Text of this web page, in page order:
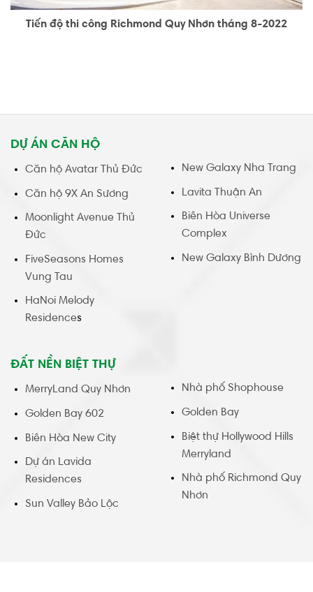
Tiến độ thi công Richmond Quy Nhơn tháng 8-2022
DỰ ÁN CĂN HỘ
Căn hộ Avatar Thủ Đức
Căn hộ 9X An Sương
Moonlight Avenue Thủ
Đức
FiveSeasons Homes
Vung Tau
HaNoi Melody
Residences
New Galaxy Nha Trang
Lavita Thuận An
Biên Hòa Universe
Complex
New Galaxy Bình Dương
ĐẤT NỀN BIỆT THỰ
MerryLand Quy Nhơn
Golden Bay 602
Biên Hòa New City
Dự án Lavida
Residences
Sun Valley Bảo Lộc
Nhà phố Shophouse
Golden Bay
Biệt thự Hollywood Hills
Merryland
Nhà phố Richmond Quy
Nhơn